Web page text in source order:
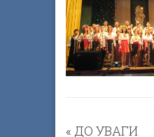
« ДО УВАГИ